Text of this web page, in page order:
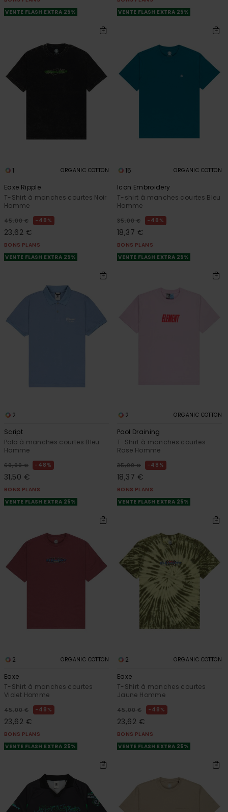
VENTE FLASH EXTRA 25%
VENTE FLASH EXTRA 25%
1 ORGANIC COTTON
Eaxe Ripple
T-Shirt à manches courtes Noir
Homme
45,00 € 48%
23,62 €
BONS PLANS
VENTE FLASH EXTRA 25%
15 ORGANIC COTTON
Icon Embroidery
T-shirt à manches courtes Bleu
Homme
35,00 € 48%
18,37 €
BONS PLANS
VENTE FLASH EXTRA 25%
2
Script
Polo à manches courtes Bleu
Homme
60,00 € 48%
31,50 €
BONS PLANS
VENTE FLASH EXTRA 25%
2 ORGANIC COTTON
Pool Draining
T-Shirt à manches courtes
Rose Homme
35,00 € 48%
18,37 €
BONS PLANS
VENTE FLASH EXTRA 25%
2 ORGANIC COTTON
Eaxe
T-Shirt à manches courtes
Violet Homme
45,00 € 48%
23,62 €
BONS PLANS
VENTE FLASH EXTRA 25%
2 ORGANIC COTTON
Eaxe
T-Shirt à manches courtes
Jaune Homme
45,00 € 48%
23,62 €
BONS PLANS
VENTE FLASH EXTRA 25%